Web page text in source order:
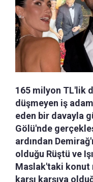
165 milyon TL'lik
düşmeyen iş
eden bir davayla
Gölü'nde
ardından
olduğu Rüştü ve
Maslak'taki konut
karşı karşıya